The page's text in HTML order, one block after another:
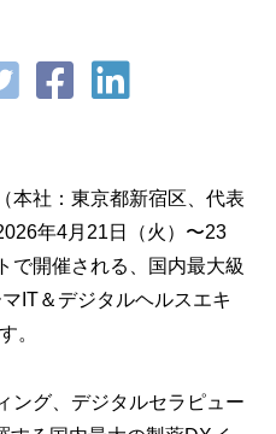
本社：東京都新宿区、代表
年4月21日（火）〜23
で開催される、国内最大級
IT＆デジタルヘルスエキ
。
ング、デジタルセラピュー